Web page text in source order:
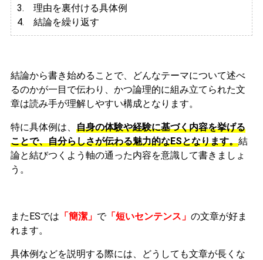
3. 理由を裏付ける具体例
4. 結論を繰り返す
結論から書き始めることで、どんなテーマについて述べ
るのかが一目で伝わり、かつ論理的に組み立てられた文
章は読み手が理解しやすい構成となります。
特に具体例は、 自身の体験や経験に基づく内容を挙げる
ことで、自分らしさが伝わる魅力的なESとなります。結
論と結びつくよう軸の通った内容を意識して書きましょ
う。
またESでは 「簡潔」 で「短いセンテンス」 の文章が好ま
れます。
具体例などを説明する際には、どうしても文章が長くな